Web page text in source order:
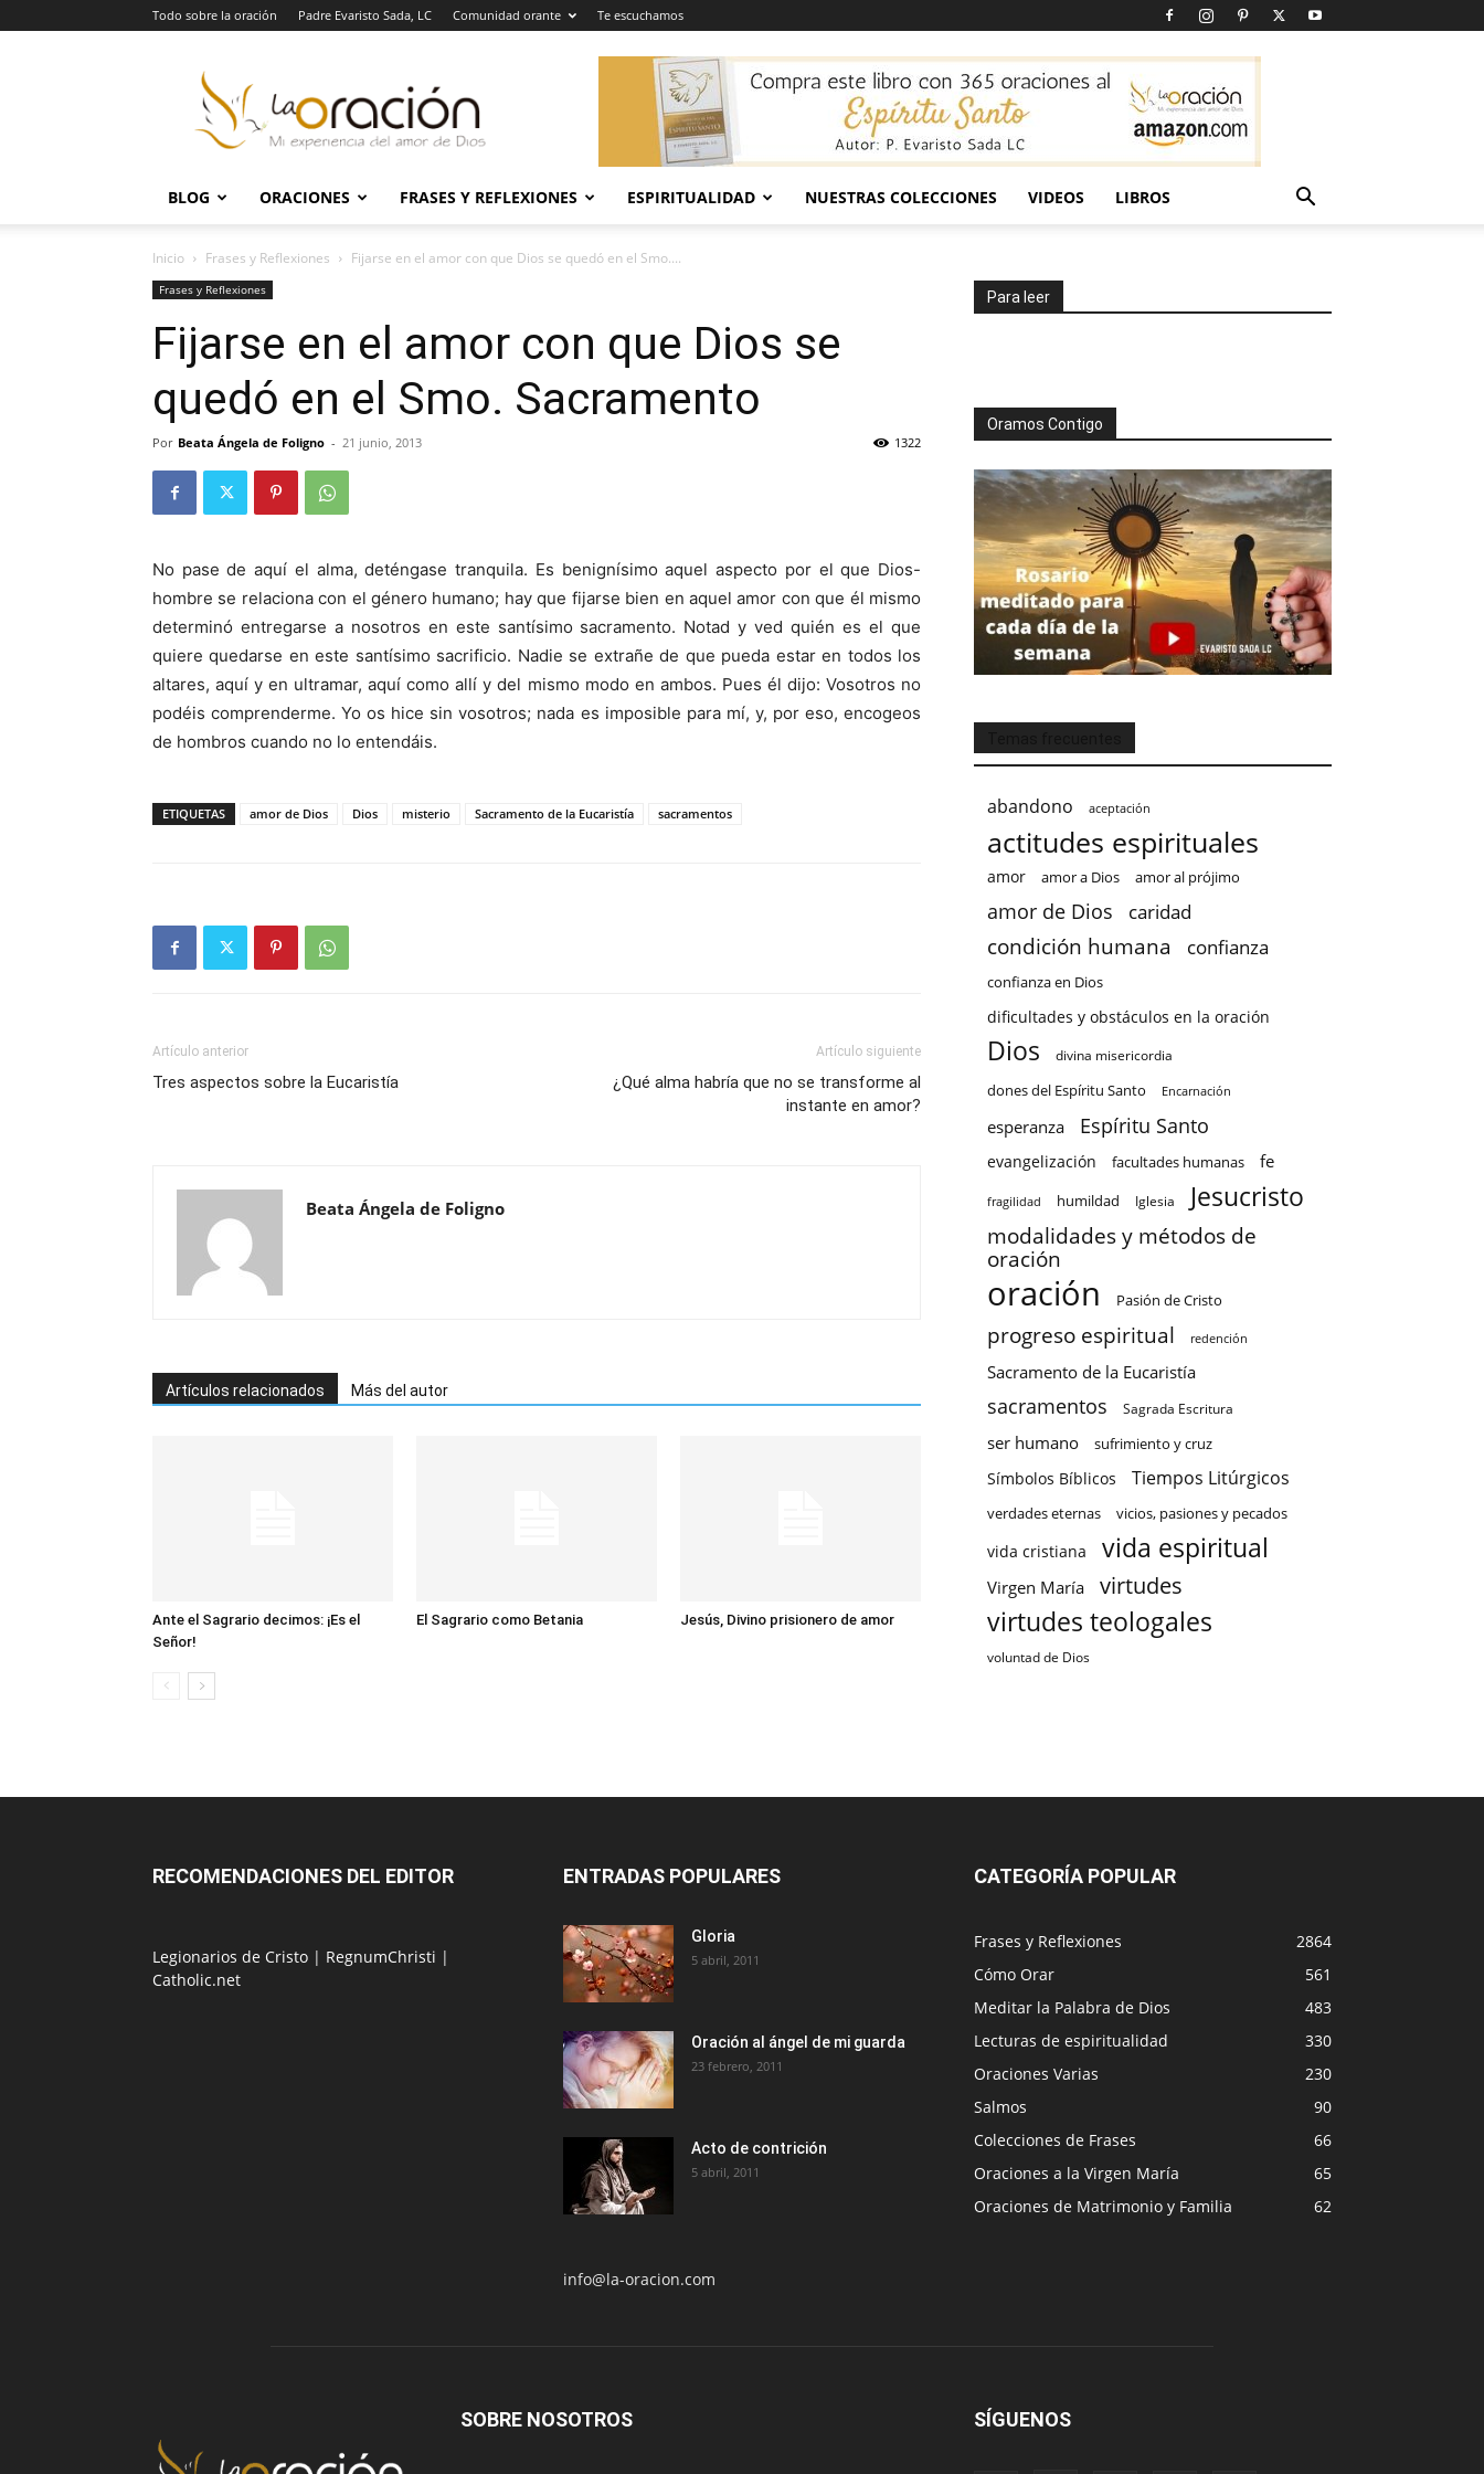
Todo sobre la oración Padre Evaristo Sada, LC Comunidad orante Te escuchamos
Oración
BLOG ORACIONES FRASES Y REFLEXIONES ESPIRITUALIDAD NUESTRAS COLECCIONES VIDEOS LIBROS
Inicio Frases y Reflexiones Fijarse en el amor con que Dios se quedó en el Smo....
Frases y Reflexiones
Fijarse en el amor con que Dios se
quedó en el Smo. Sacramento
Por Beata Ángela de Foligno - 21 junio, 2013 1322
No pase de aquí el alma, deténgase tranquila. Es benignísimo aquel aspecto por el que Dios-
hombre se relaciona con el género humano; hay que fijarse bien en aquel amor con que él mismo
determinó entregarse a nosotros en este santísimo sacramento. Notad y ved quién es el que
quiere quedarse en este santísimo sacrificio. Nadie se extrañe de que pueda estar en todos los
altares, aquí y en ultramar, aquí como allí y del mismo modo en ambos. Pues él dijo: Vosotros no
podéis comprenderme. Yo os hice sin vosotros; nada es imposible para mí, y, por eso, encogeos
de hombros cuando no lo entendáis.
ETIQUETAS amor de Dios Dios misterio Sacramento de la Eucaristía sacramentos
Artículo anterior
Tres aspectos sobre la Eucaristía
Artículo siguiente
¿Qué alma habría que no se transforme al
instante en amor?
Beata Ángela de Foligno
Artículos relacionados Más del autor
Ante el Sagrario decimos: ¡Es el
Señor!
El Sagrario como Betania Jesús, Divino prisionero de amor
Para leer
Oramos Contigo
abandono aceptación
actitudes espirituales
amor amor a Dios amor al prójimo
amor de Dios caridad
condición humana confianza
confianza en Dios
dificultades y obstáculos en la oración
Dios divina misericordia
dones del Espíritu Santo Encarnación
esperanza Espíritu Santo
evangelización facultades humanas fe
fragilidad humildad Iglesia Jesucristo
modalidades y métodos de
oración
oración Pasión de Cristo
progreso espiritual redención
Sacramento de la Eucaristía
sacramentos Sagrada Escritura
ser humano sufrimiento y cruz
Símbolos Bíblicos Tiempos Litúrgicos
verdades eternas vicios, pasiones y pecados
vida cristiana vida espiritual
Virgen María virtudes
virtudes teologales
voluntad de Dios
RECOMENDACIONES DEL EDITOR
Legionarios de Cristo | RegnumChristi |
Catholic.net
ENTRADAS POPULARES
Gloria
5 abril, 2011
Oración al ángel de mi guarda
23 febrero, 2011
Acto de contrición
5 abril, 2011
info@la-oracion.com
CATEGORÍA POPULAR
Frases y Reflexiones
2864
Cómo Orar
561
Meditar la Palabra de Dios
483
Lecturas de espiritualidad
330
Oraciones Varias
230
Salmos
90
Colecciones de Frases
66
Oraciones a la Virgen María
65
Oraciones de Matrimonio y Familia
62
SOBRE NOSOTROS SÍGUENOS